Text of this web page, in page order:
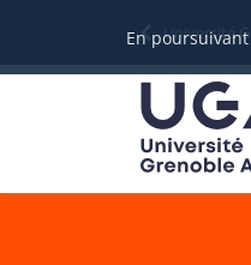
En Université